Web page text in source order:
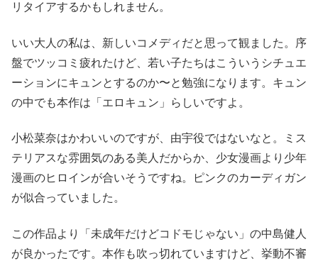
リタイアするかもしれません。
いい大人の私は、新しいコメディだと思って観ました。序
盤でツッコミ疲れたけど、若い子たちはこういうシチュエ
ーションにキュンとするのか〜と勉強になります。キュン
の中でも本作は「エロキュン」らしいですよ。
小松菜奈はかわいいのですが、由宇役ではないなと。ミス
テリアスな雰囲気のある美人だからか、少女漫画より少年
漫画のヒロインが合いそうですね。ピンクのカーディガン
が似合っていました。
この作品より「未成年だけどコドモじゃない」の中島健人
が良かったです。本作も吹っ切れていますけど、挙動不審